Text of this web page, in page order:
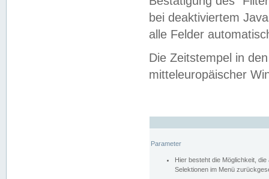
bei deaktiviertem
alle Felder
Die Zeitstempel in
mitteleuropäischer
Parameter
Hier besteht die Möglichkeit,
Selektionen im Menü